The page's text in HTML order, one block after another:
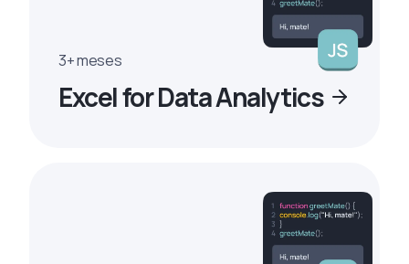
3+ meses
Excel for Data Analytics